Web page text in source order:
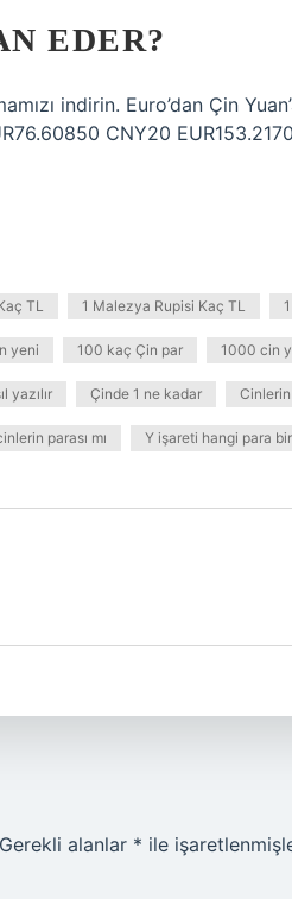
EDER?
indirin. Euro’dan Çin
CNY20
TL 1 Malezya Rupisi Kaç TL
yeni 100 kaç Çin par 1000 cin
yazılır Çinde 1 ne kadar Cinlerin
parası mı Y işareti hangi para
Gerekli alanlar * ile